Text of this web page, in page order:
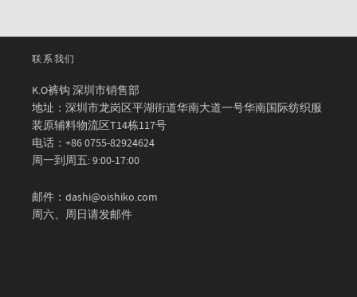
联系我们
K.O裤钩 深圳市销售部
地址：深圳市龙岗区平湖街道华南大道一号华南国际纺织服
装原辅料物流区T14栋117号
电话：+86 0755-82924624
周一到周五: 9:00-17:00
邮件：dashi@oishiko.com
周六、周日请发邮件